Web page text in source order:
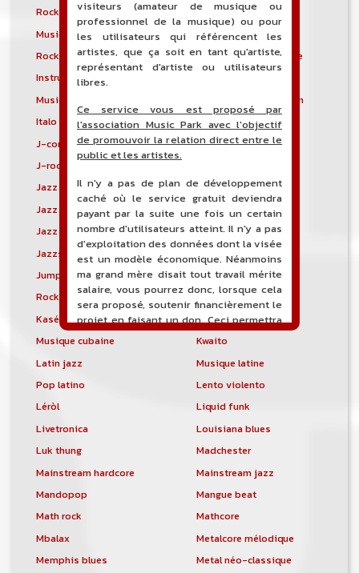
Rock indépendant
Indietronica
Musique industrielle
Metal industriel
Rock industriel
Musique instrumentale
Instrumental
Musique irlandaise
Rock progressif italien
Italo Disco
Italo house
J-core
J-pop
J-rock
Jazz blues
Jazz modal
Jazz Nouvelle-Orléans
Jazz punk
Jazz vocal
Jazz-funk
Jazzstep
Jersey club
Jump blues
Jump-up
Rock canadien
Kansas City blues
Kasékò
Kizomba
Musique cubaine
Kwaito
Latin jazz
Musique latine
Pop latino
Lento violento
Léròl
Liquid funk
Livetronica
Louisiana blues
Luk thung
Madchester
Mainstream hardcore
Mainstream jazz
Mandopop
Mangue beat
Math rock
Mathcore
Mbalax
Metalcore mélodique
Memphis blues
Metal néo-classique
visiteurs (amateur de musique ou
professionnel de la musique) ou pour
les utilisateurs qui référencent les
artistes, que ça soit en tant qu'artiste,
représentant d'artiste ou utilisateurs
libres.
Ce service vous est proposé par
l'association Music Park avec l'objectif
de promouvoir la relation direct entre le
public et les artistes.
Il n'y a pas de plan de développement
caché où le service gratuit deviendra
payant par la suite une fois un certain
nombre d'utilisateurs atteint. Il n'y a pas
d'exploitation des données dont la visée
est un modèle économique. Néanmoins
ma grand mère disait tout travail mérite
salaire, vous pourrez donc, lorsque cela
sera proposé, soutenir financièrement le
projet en faisant un don. Ceci permettra
de financer l'hébergement, le nom de
de développement du site, et peut-être
une campagne de communication. Il va
comptabilité sera totalement publique
visible directement sur le site.
Un nouveau service de petites annonces
pour musicien vous est proposé sur le
site. Ce service permet, lorsque vous
êtes musiciens ou un groupe, un
orchestre, DJ, etc... de chercher un/des